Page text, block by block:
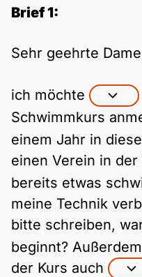
Goethe
ÖSD
Pflege (telc)
A1 Goethe
A1 ÖIF
A2 telc
A2 Goethe
A2 ÖIF
B1 DTZ
B1 Beruf
B1 telc
B1 Goethe
B1 ÖIF
B1 ÖSD
B1 Pflege (telc)
B2 Allgemein
B2 Beruf
B2 telc
B2 Goethe
B2 Pflege (telc)
Blog
Webinare
Mehr Tools
Online-Kurse
Spiele
Schulen & Kurse
Brief 1:
Sehr geehrte
ich möchte
Schwimmkurs
einem Jahr in
einen Verein in der
bereits etwas
meine Technik
bitte schreiben,
beginnt?
der Kurs auch